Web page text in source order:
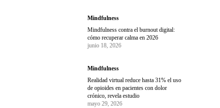
Mindfulness
Mindfulness contra el burnout digital:
cómo recuperar calma en 2026
junio 18, 2026
Mindfulness
Realidad virtual reduce hasta 31% el uso
de opioides en pacientes con dolor
crónico, revela estudio
mayo 29, 2026